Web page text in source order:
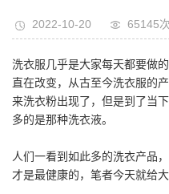
2022-10-20 65145次
洗衣服几乎是大家每天都要做
直在改变，从古至今洗衣服的
来洗衣粉出现了，但是到了当
多的是那种洗衣液。
人们一看到如此多的洗衣产品
才是最健康的，笔者今天就给大